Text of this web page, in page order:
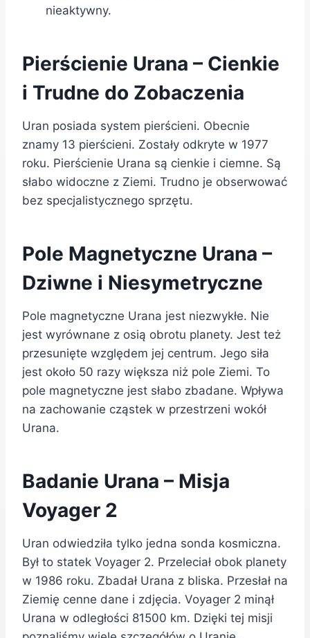
nieaktywny.
Pierścienie Urana – Cienkie
i Trudne do Zobaczenia
Uran posiada system pierścieni. Obecnie
znamy 13 pierścieni. Zostały odkryte w 1977
roku. Pierścienie Urana są cienkie i ciemne. Są
słabo widoczne z Ziemi. Trudno je obserwować
bez specjalistycznego sprzętu.
Pole Magnetyczne Urana –
Dziwne i Niesymetryczne
Pole magnetyczne Urana jest niezwykłe. Nie
jest wyrównane z osią obrotu planety. Jest też
przesunięte względem jej centrum. Jego siła
jest około 50 razy większa niż pole Ziemi. To
pole magnetyczne jest słabo zbadane. Wpływa
na zachowanie cząstek w przestrzeni wokół
Urana.
Badanie Urana – Misja
Voyager 2
Uran odwiedziła tylko jedna sonda kosmiczna.
Był to statek Voyager 2. Przeleciał obok planety
w 1986 roku. Zbadał Urana z bliska. Przesłał na
Ziemię cenne dane i zdjęcia. Voyager 2 minął
Urana w odległości 81500 km. Dzięki tej misji